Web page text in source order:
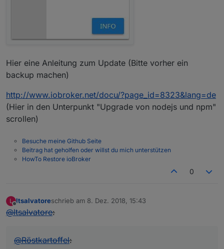
Hier eine Anleitung zum Update (Bitte vorher ein
backup machen)
http://www.iobroker.net/docu/?page_id=8323&lang=de
(Hier in den Unterpunkt "Upgrade von nodejs und npm"
scrollen)
Besuche meine Github Seite
Beitrag hat geholfen oder willst du mich unterstützen
HowTo Restore ioBroker
0
L
Offline
ltsalvatoreschrieb am 8. Dez. 2018, 15:43
zuletzt editiert von
@ltsalvatore:
@Röstkartoffel: